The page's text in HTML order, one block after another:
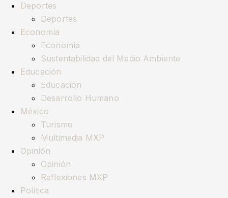
Deportes
Deportes
Economía
Economía
Sustentabilidad del Medio Ambiente
Educación
Educación
Desarrollo Humano
México
Turismo
Multimedia MXP
Opinión
Opinión
Reflexiones MXP
Política